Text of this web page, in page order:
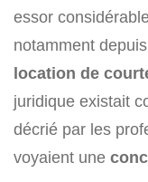
essor
notamment
location de
juridique existait
décrié par les
voyaient une